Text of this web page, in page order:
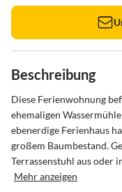
Beschreibung
Diese Ferienwohnung
ehemaligen
ebenerdige Ferienhaus
großem Baumbestand.
Terrassenstuhl aus oder
Mehr anzeigen